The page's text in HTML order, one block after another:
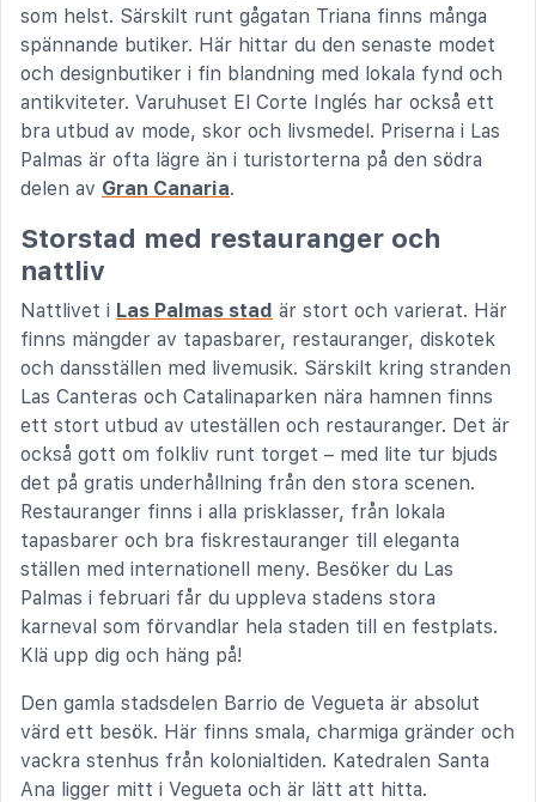
som helst. Särskilt runt gågatan Triana finns många
spännande butiker. Här hittar du den senaste modet
och designbutiker i fin blandning med lokala fynd och
antikviteter. Varuhuset El Corte Inglés har också ett
bra utbud av mode, skor och livsmedel. Priserna i Las
Palmas är ofta lägre än i turistorterna på den södra
delen av Gran Canaria.
Storstad med restauranger och
nattliv
Nattlivet i Las Palmas stad är stort och varierat. Här
finns mängder av tapasbarer, restauranger, diskotek
och dansställen med livemusik. Särskilt kring stranden
Las Canteras och Catalina­parken nära hamnen finns
ett stort utbud av uteställen och restauranger. Det är
också gott om folkliv runt torget – med lite tur bjuds
det på gratis underhållning från den stora scenen.
Restauranger finns i alla prisklasser, från lokala
tapasbarer och bra fiskrestauranger till eleganta
ställen med internationell meny. Besöker du Las
Palmas i februari får du uppleva stadens stora
karneval som förvandlar hela staden till en festplats.
Klä upp dig och häng på!
Den gamla stadsdelen Barrio de Vegueta är absolut
värd ett besök. Här finns smala, charmiga gränder och
vackra stenhus från kolonialtiden. Katedralen Santa
Ana ligger mitt i Vegueta och är lätt att hitta.